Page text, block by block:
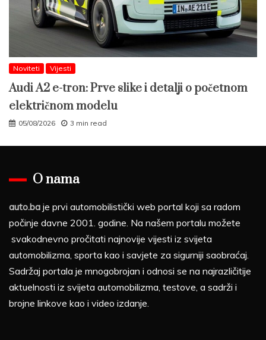
Noviteti Vijesti
Audi A2 e-tron: Prve slike i detalji o početnom
električnom modelu
05/08/2026 3 min read
O nama
auto.ba je prvi automobilistički web portal koji sa radom
počinje davne 2001. godine. Na našem portalu možete
svakodnevno pročitati najnovije vijesti iz svijeta
automobilizma, sporta kao i savjete za sigurniji saobraćaj.
Sadržaj portala je mnogobrojan i odnosi se na najrazličitije
aktuelnosti iz svijeta automobilizma, testove, a sadrži i
brojne linkove kao i video izdanje.